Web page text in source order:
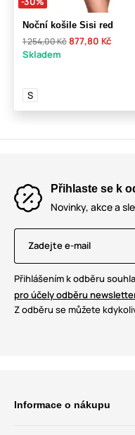
Noční košile Sisi red
1 254,00 Kč877,80 Kč
Skladem
S
Přihlaste se k
Novinky, akce a
Zadejte e-mail
Přihlášením k odběru
pro účely odběru
Z odběru se můžete
Informace o nákupu